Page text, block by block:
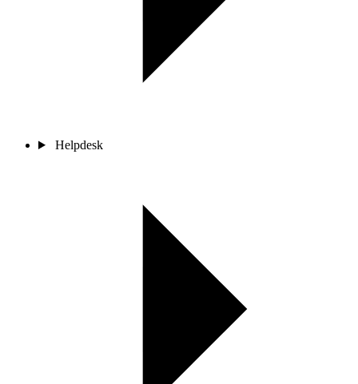
Helpdesk